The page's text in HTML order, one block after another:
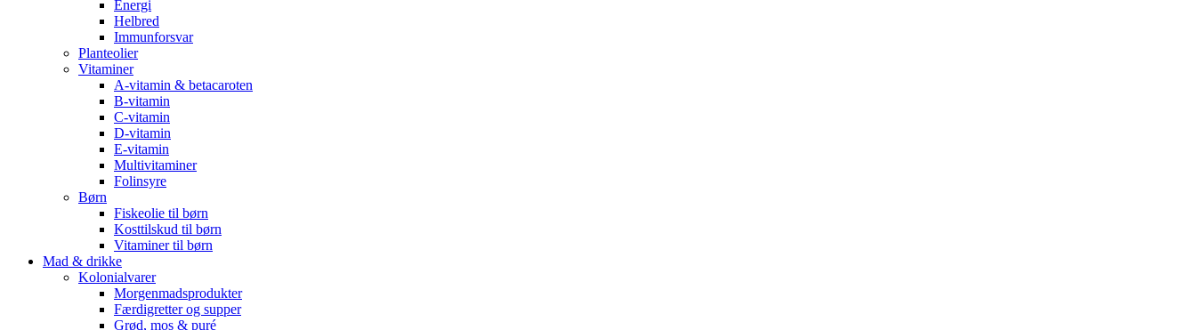
Energi
Helbred
Immunforsvar
Planteolier
Vitaminer
A-vitamin & betacaroten
B-vitamin
C-vitamin
D-vitamin
E-vitamin
Multivitaminer
Folinsyre
Børn
Fiskeolie til børn
Kosttilskud til børn
Vitaminer til børn
Mad & drikke
Kolonialvarer
Morgenmadsprodukter
Færdigretter og supper
Grød, mos & puré